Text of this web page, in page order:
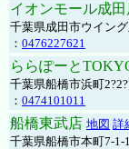
イオンモール成田
千葉県成田市ウイン
： 0476227621
ららぽーと
千葉県船橋市浜町
： 0474101011
船橋東武店 地図 詳
千葉県船橋市本町7-